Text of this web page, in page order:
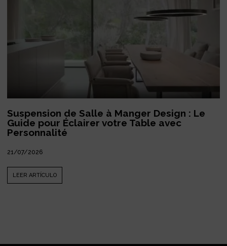
Suspension de Salle à Manger Design : Le
Guide pour Éclairer votre Table avec
Personnalité
21/07/2026
LEER ARTÍCULO